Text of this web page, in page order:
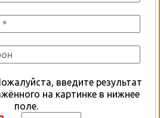
введите результат
на картинке в нижнее
поле.